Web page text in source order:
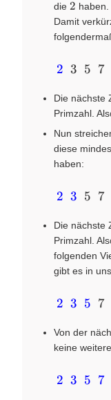
die 2
2 haben.
Damit
\quad~~~
2 3 5 7
Die nächste
Primzahl.
Nun
diese
haben:
\quad~~~
2 3 5 7
Die nächste
Primzahl.
folgenden
gibt es in
\quad~~~
2 3 5 7
Von der
keine
\quad~~~
2 3 5 7